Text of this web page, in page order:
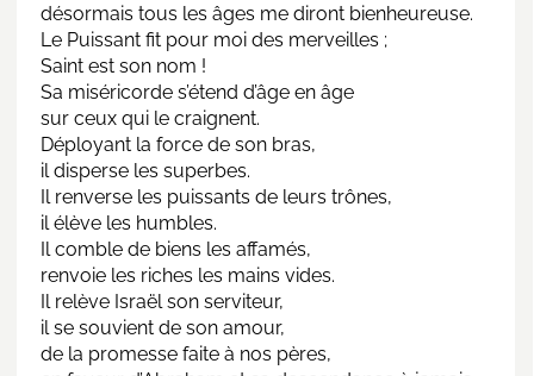
désormais tous les âges me diront bienheureuse.
Le Puissant fit pour moi des merveilles ;
Saint est son nom !
Sa miséricorde s’étend d’âge en âge
sur ceux qui le craignent.
Déployant la force de son bras,
il disperse les superbes.
Il renverse les puissants de leurs trônes,
il élève les humbles.
Il comble de biens les affamés,
renvoie les riches les mains vides.
Il relève Israël son serviteur,
il se souvient de son amour,
de la promesse faite à nos pères,